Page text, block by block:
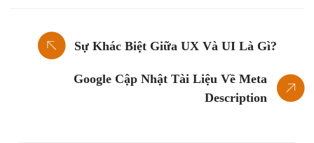
Sự Khác Biệt Giữa UX Và UI Là Gì?
Google Cập Nhật Tài Liệu Về Meta
Description